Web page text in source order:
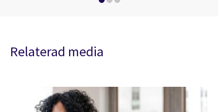
Relaterad media